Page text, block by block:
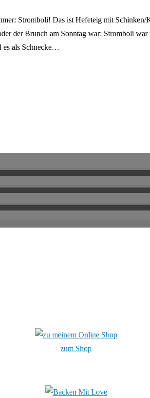
Stromboli! Das ist Hefeteig mit
der Brunch am Sonntag war: Stromboli
es als Schnecke…
zum Shop